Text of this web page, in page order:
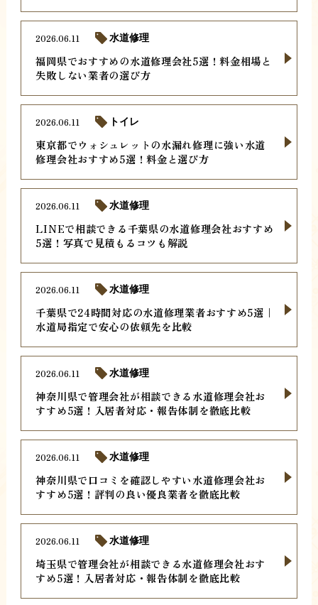
福岡県でおすすめの水道修理会社5選！料金相場と
失敗しない業者の選び方
2026.06.11 水道修理
東京都でウォシュレットの水漏れ修理に強い水道
修理会社おすすめ5選！料金と選び方
2026.06.11 トイレ
LINEで相談できる千葉県の水道修理会社おすすめ
5選！写真で見積もるコツも解説
2026.06.11 水道修理
千葉県で24時間対応の水道修理業者おすすめ5選｜
水道局指定で安心の依頼先を比較
2026.06.11 水道修理
神奈川県で管理会社が相談できる水道修理会社お
すすめ5選！入居者対応・報告体制を徹底比較
2026.06.11 水道修理
神奈川県で口コミを確認しやすい水道修理会社お
すすめ5選！評判の良い優良業者を徹底比較
2026.06.11 水道修理
埼玉県で管理会社が相談できる水道修理会社おす
すめ5選！入居者対応・報告体制を徹底比較
2026.06.11 水道修理